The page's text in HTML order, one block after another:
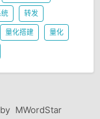
转发
量化搭建 量化
MWordStar